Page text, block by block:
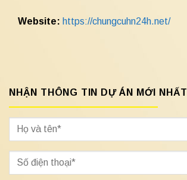
Website: https://chungcuhn24h.net/
NHẬN THÔNG TIN DỰ ÁN MỚI NHẤT